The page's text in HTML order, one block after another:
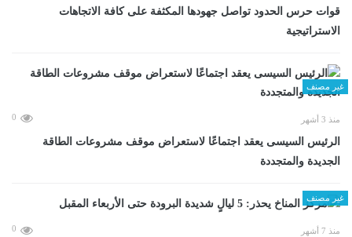
قوات حرس الحدود تواصل جهودها المكثفة على كافة الاتجاهات
الاستراتيجية
غير مصنف
منذ 3 أشهر 0
الرئيس السيسى يعقد اجتماعًا لاستعراض موقف مشروعات الطاقة
الجديدة والمتجددة
غير مصنف
منذ 7 أشهر 0